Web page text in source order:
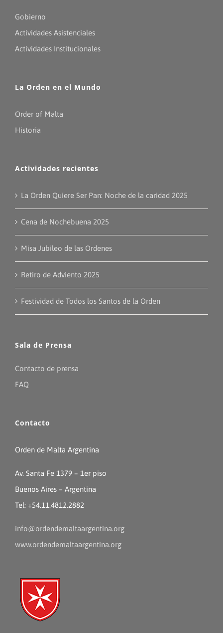
Gobierno
Actividades Asistenciales
Actividades Institucionales
La Orden en el Mundo
Order of Malta
Historia
Actividades recientes
La Orden Quiere Ser Pan: Noche de la caridad 2025
Cena de Nochebuena 2025
Misa Jubileo de las Ordenes
Retiro de Adviento 2025
Festividad de Todos los Santos de la Orden
Sala de Prensa
Contacto de prensa
FAQ
Contacto
Orden de Malta Argentina
Av. Santa Fe 1379 – 1er piso
Buenos Aires – Argentina
Tel: +54.11.4812.2882
info@ordendemaltaargentina.org
www.ordendemaltaargentina.org